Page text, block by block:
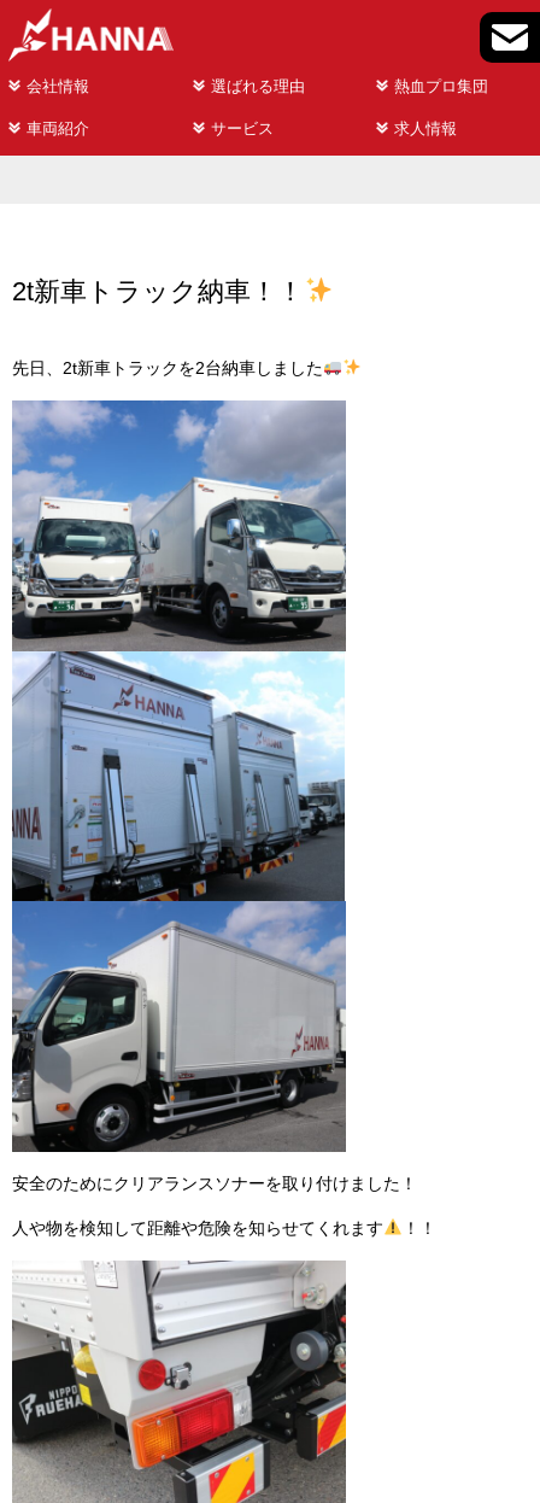
会社情報 選ばれる理由 熱血プロ集団
車両紹介 サービス 求人情報
2t新車トラック納車！！
先日、2t新車トラックを2台納車しました
安全のためにクリアランスソナーを取り付けました！
人や物を検知して距離や危険を知らせてくれます ！！